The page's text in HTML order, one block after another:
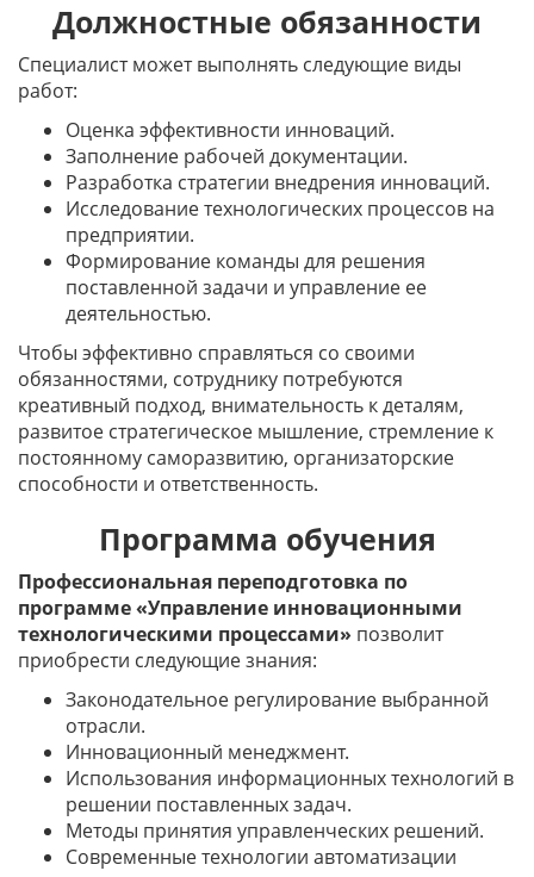
Должностные обязанности
Специалист может выполнять следующие виды
работ:
Оценка эффективности инноваций.
Заполнение рабочей документации.
Разработка стратегии внедрения инноваций.
Исследование технологических процессов на
предприятии.
Формирование команды для решения
поставленной задачи и управление ее
деятельностью.
Чтобы эффективно справляться со своими
обязанностями, сотруднику потребуются
креативный подход, внимательность к деталям,
развитое стратегическое мышление, стремление к
постоянному саморазвитию, организаторские
способности и ответственность.
Программа обучения
Профессиональная переподготовка по
программе «Управление инновационными
технологическими процессами» позволит
приобрести следующие знания:
Законодательное регулирование выбранной
отрасли.
Инновационный менеджмент.
Использования информационных технологий в
решении поставленных задач.
Методы принятия управленческих решений.
Современные технологии автоматизации